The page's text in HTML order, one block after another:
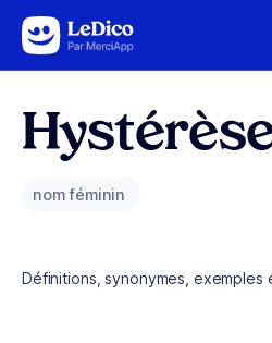
Aller au contenu
nom féminin
Définitions, synonymes, exemples